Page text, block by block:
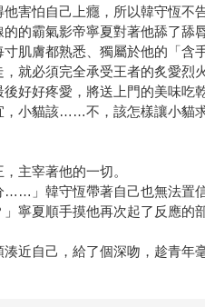
害怕自己上癮，所以韓守恆不告
的的霸氣影帝寧夏對著他舔了舔
肌膚都熟悉、獨屬於他的「含
就必須完全承受王者的炙愛烈
好好疼愛，將送上門的美味吃
，小貓該……不，該怎樣讓小貓
主宰著他的一切。
」韓守恆帶著自己也無法置信
」寧夏順手摸他再次起了反應
近自己，給了個深吻，趁青年